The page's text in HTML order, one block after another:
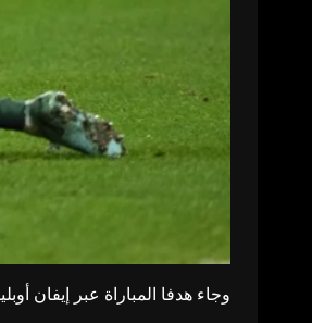
وجاء هدفا المباراة عبر إيفان